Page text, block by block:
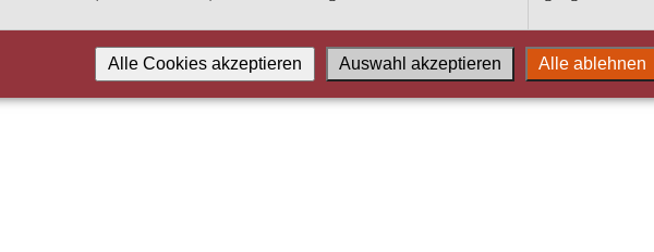
Alle ablehnen
Auswahl akzeptieren
Alle Cookies akzeptieren